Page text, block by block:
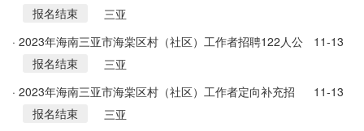
报名结束
三亚
· 2023年海南三亚市海棠区村（社区）工作者招聘122人公
11-13
报名结束
三亚
· 2023年海南三亚市海棠区村（社区）工作者定向补充招
聘30人公告
11-13
报名结束
三亚